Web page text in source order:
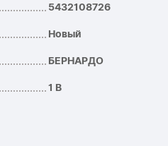
5432108726
Новый
БЕРНАРДО
1 В